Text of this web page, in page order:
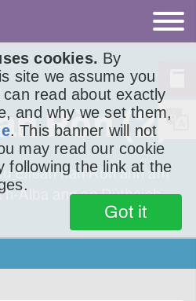
cookies. By
site we assume you
read about exactly
and why we set them,
. This banner will not
may read our cookie
following the link at the
Got it
Ròn (2)
Eilean nan Ròn ann am
h-Alba ann an Dùthaich